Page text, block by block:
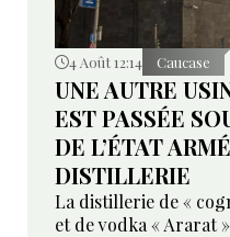
4 Août 12:14 Caucase
UNE AUTRE
EST PASSÉE
DE L’ÉTAT
DISTILLERIE
La distillerie de «
et de vodka « Ararat